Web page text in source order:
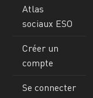
Atlas
sociaux ESO
Créer un
compte
Se connecter